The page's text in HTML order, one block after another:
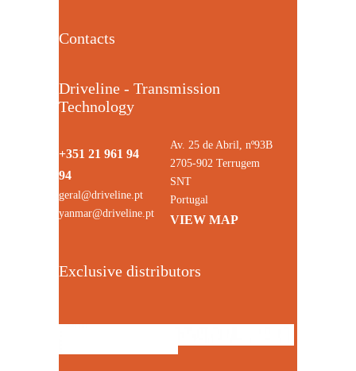
Contacts
Driveline - Transmission
Technology
+351 21 961 94
94
geral@driveline.pt
yanmar@driveline.pt
Av. 25 de Abril, nº93B
2705-902 Terrugem
SNT
Portugal
VIEW MAP
Exclusive distributors